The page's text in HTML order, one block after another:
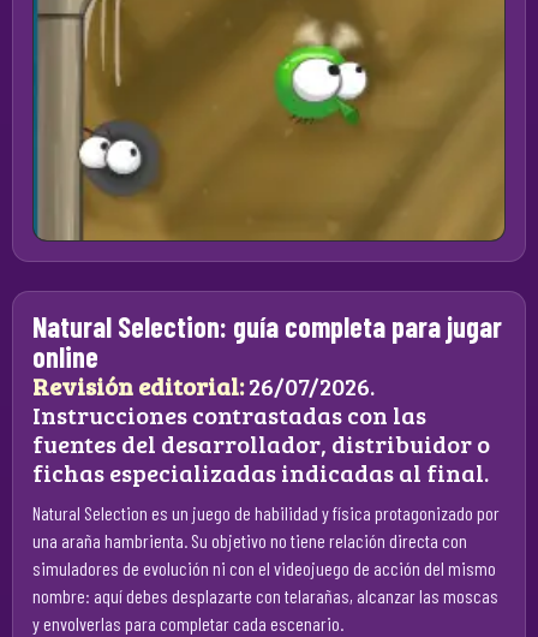
Natural Selection: guía completa para jugar
online
Revisión editorial:26/07/2026.
Instrucciones contrastadas con las
fuentes del desarrollador, distribuidor o
fichas especializadas indicadas al final.
Natural Selection es un juego de habilidad y física protagonizado por
una araña hambrienta. Su objetivo no tiene relación directa con
simuladores de evolución ni con el videojuego de acción del mismo
nombre: aquí debes desplazarte con telarañas, alcanzar las moscas
y envolverlas para completar cada escenario.